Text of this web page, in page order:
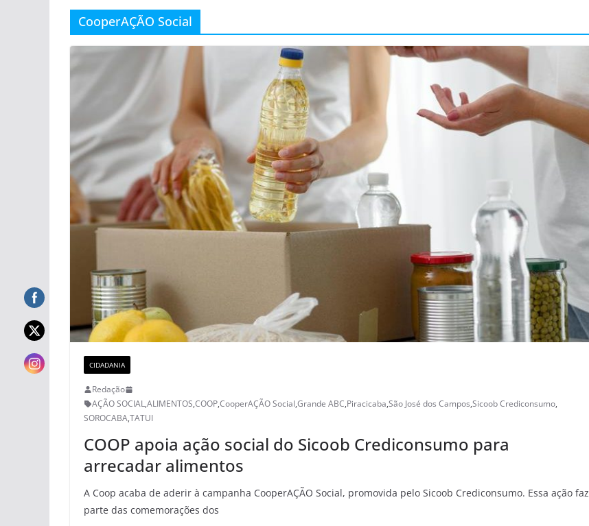
CooperAÇÃO Social
CIDADANIA
Redação
AÇÃO SOCIAL,ALIMENTOS,COOP,CooperAÇÃO Social,Grande ABC,Piracicaba,São José dos Campos,Sicoob Crediconsumo,
SOROCABA,TATUI
COOP apoia ação social do Sicoob Crediconsumo para
arrecadar alimentos
A Coop acaba de aderir à campanha CooperAÇÃO Social, promovida pelo Sicoob Crediconsumo. Essa ação faz
parte das comemorações dos